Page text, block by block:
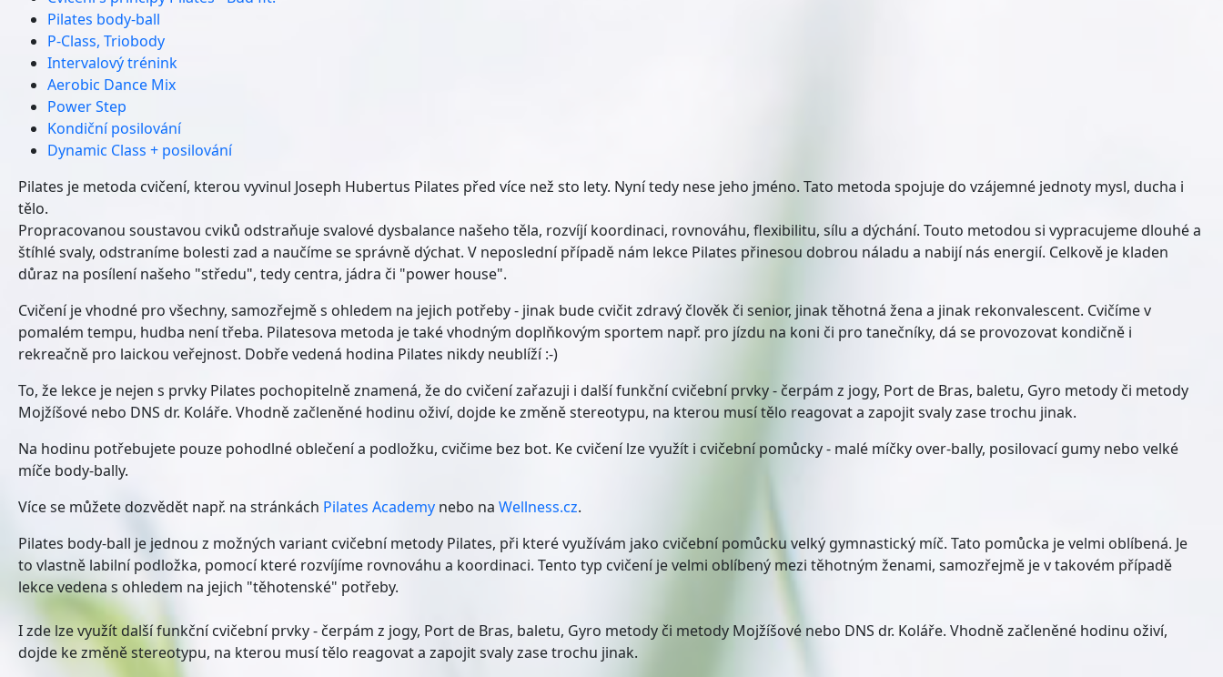
Pilates body-ball
P-Class, Triobody
Intervalový trénink
Aerobic Dance Mix
Power Step
Kondiční posilování
Dynamic Class + posilování
Pilates je metoda cvičení, kterou vyvinul Joseph Hubertus Pilates před více než sto lety. Nyní tedy nese jeho jméno. Tato metoda spojuje do vzájemné jednoty mysl, ducha i
tělo.
Propracovanou soustavou cviků odstraňuje svalové dysbalance našeho těla, rozvíjí koordinaci, rovnováhu, flexibilitu, sílu a dýchání. Touto metodou si vypracujeme dlouhé a
štíhlé svaly, odstraníme bolesti zad a naučíme se správně dýchat. V neposlední případě nám lekce Pilates přinesou dobrou náladu a nabijí nás energií. Celkově je kladen
důraz na posílení našeho "středu", tedy centra, jádra či "power house".
Cvičení je vhodné pro všechny, samozřejmě s ohledem na jejich potřeby - jinak bude cvičit zdravý člověk či senior, jinak těhotná žena a jinak rekonvalescent. Cvičíme v
pomalém tempu, hudba není třeba. Pilatesova metoda je také vhodným doplňkovým sportem např. pro jízdu na koni či pro tanečníky, dá se provozovat kondičně i
rekreačně pro laickou veřejnost. Dobře vedená hodina Pilates nikdy neublíží :-)
To, že lekce je nejen s prvky Pilates pochopitelně znamená, že do cvičení zařazuji i další funkční cvičební prvky - čerpám z jogy, Port de Bras, baletu, Gyro metody či metody
Mojžíšové nebo DNS dr. Koláře. Vhodně začleněné hodinu oživí, dojde ke změně stereotypu, na kterou musí tělo reagovat a zapojit svaly zase trochu jinak.
Na hodinu potřebujete pouze pohodlné oblečení a podložku, cvičime bez bot. Ke cvičení lze využít i cvičební pomůcky - malé míčky over-bally, posilovací gumy nebo velké
míče body-bally.
Více se můžete dozvědět např. na stránkách Pilates Academy nebo na Wellness.cz.
Pilates body-ball je jednou z možných variant cvičební metody Pilates, při které využívám jako cvičební pomůcku velký gymnastický míč. Tato pomůcka je velmi oblíbená. Je
to vlastně labilní podložka, pomocí které rozvíjíme rovnováhu a koordinaci. Tento typ cvičení je velmi oblíbený mezi těhotným ženami, samozřejmě je v takovém případě
lekce vedena s ohledem na jejich "těhotenské" potřeby.
I zde lze využít další funkční cvičební prvky - čerpám z jogy, Port de Bras, baletu, Gyro metody či metody Mojžíšové nebo DNS dr. Koláře. Vhodně začleněné hodinu oživí,
dojde ke změně stereotypu, na kterou musí tělo reagovat a zapojit svaly zase trochu jinak.